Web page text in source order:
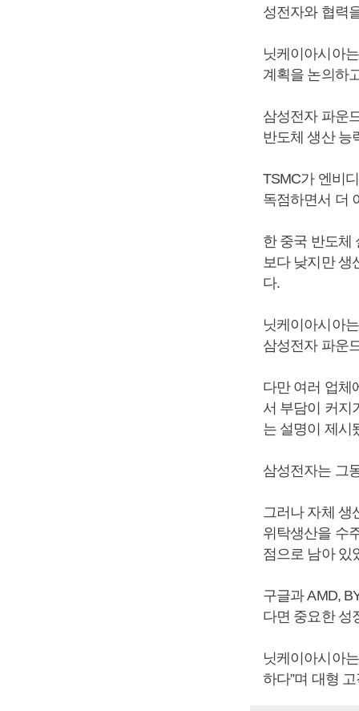
성전자와 협력
닛케이아시아
계획을 논의하
삼성전자 파운
반도체 생산 능
TSMC가 엔비
독점하면서 더
한 중국 반도체
보다 낮지만 생
다.
닛케이아시아
삼성전자 파운
다만 여러 업체
서 부담이 커지
는 설명이 제시
삼성전자는 그
그러나 자체 생
위탁생산을 수
점으로 남아 있
구글과 AMD,
다면 중요한 성
닛케이아시아
하다”며 대형